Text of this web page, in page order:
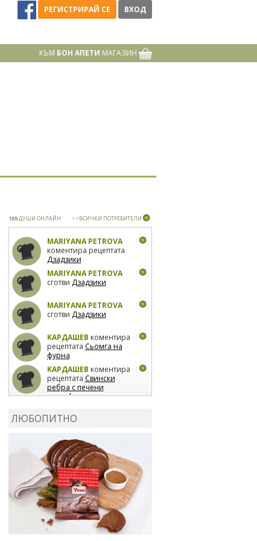
РЕГИСТРИРАЙ СЕ ВХОД
КЪМ БОН АПЕТИ МАГАЗИН
165ДУШИ ОНЛАЙН >>ВСИЧКИ ПОТРЕБИТЕЛИ
MARIYANA PETROVA
коментира рецептата
Дзадзики
MARIYANA PETROVA
сготви Дзадзики
MARIYANA PETROVA
сготви Дзадзики
КАРДАШЕВ коментира
рецептата Сьомга на
фурна
КАРДАШЕВ коментира
рецептата Свински
ребра с печени
картофи
лимон
коментира рецептата
Киноа със зеленчуци
ЛЮБОПИТНО